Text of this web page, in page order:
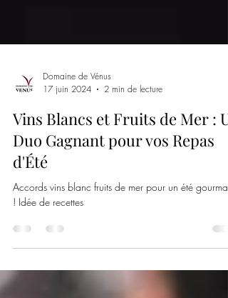
Domaine de Vénus
17 juin 2024
2 min de lecture
Vins Blancs et Fruits de Mer :
Duo Gagnant pour vos Repas
d'Été
Accords vins blanc fruits de mer pour un été